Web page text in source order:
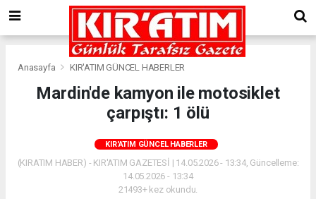
Anasayfa KIR'ATIM GÜNCEL HABERLER
Mardin'de kamyon ile motosiklet
çarpıştı: 1 ölü
KIR'ATIM GÜNCEL HABERLER
(KIRATIM HABER) - KIR'ATIM GAZETESİ | 14.05.2026 - 13:34, Güncelleme:
14.05.2026 - 13:34
21493+ kez okundu.